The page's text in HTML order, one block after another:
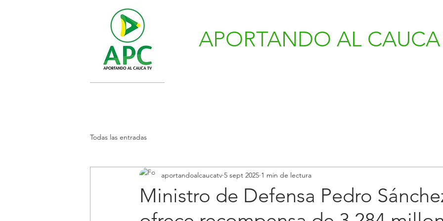
APORTANDO AL CAUCA
Todas las entradas
Ministro de Defensa Pedro
aportandoalcaucatv 5 sept 2025 1 min de lectura